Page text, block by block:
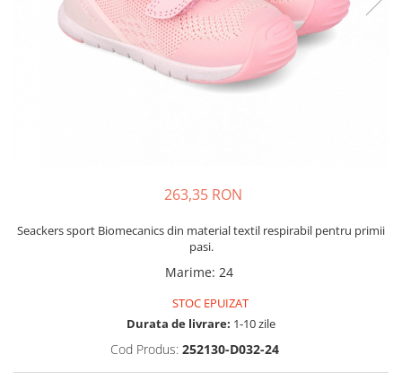
263,35 RON
Seackers sport Biomecanics din material textil respirabil pentru primii
pasi.
Marime: 24
STOC EPUIZAT
Durata de livrare: 1-10 zile
Cod Produs: 252130-D032-24